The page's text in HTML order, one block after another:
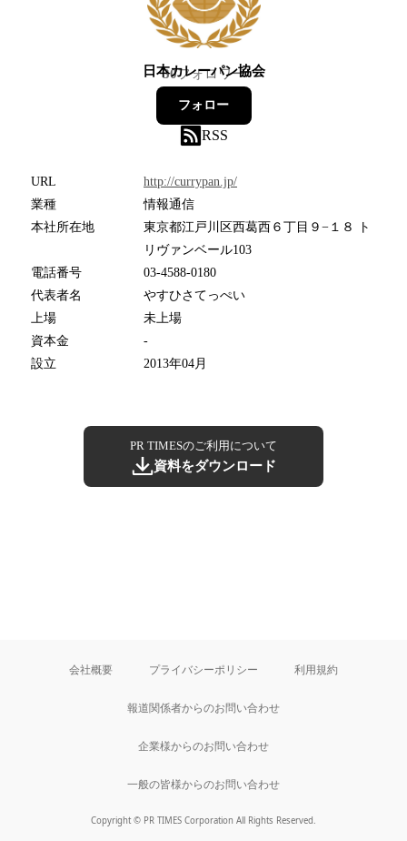
日本カレーパン協会
30フォロワー
フォロー
RSS
URL
http://currypan.jp/
業種
情報通信
本社所在地
東京都江戸川区西葛西６丁目９−１８ ト
リヴァンベール103
電話番号
03-4588-0180
代表者名
やすひさてっぺい
上場
未上場
資本金
-
設立
2013年04月
PR TIMESのご利用について
資料をダウンロード
会社概要 プライバシーポリシー 利用規約
報道関係者からのお問い合わせ
企業様からのお問い合わせ
一般の皆様からのお問い合わせ
Copyright © PR TIMES Corporation All Rights Reserved.